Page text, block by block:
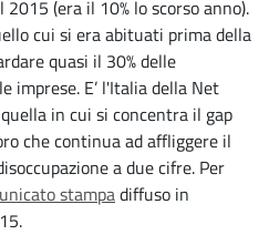
(era il 10% lo scorso anno).
cui si era abituati prima della
quasi il 30% delle
imprese. E’ l'Italia della Net
in cui si concentra il gap
che continua ad affliggere il
a due cifre. Per
stampadiffuso in